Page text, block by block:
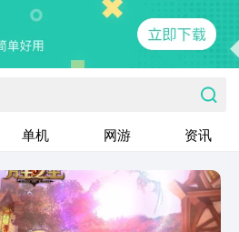
单机 网游 资讯